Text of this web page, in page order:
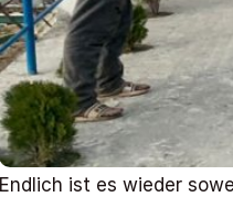
Endlich ist es wieder